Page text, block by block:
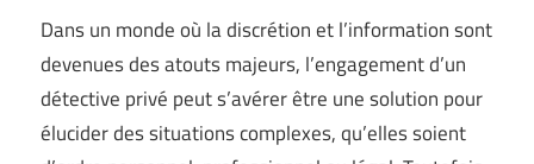
Dans un monde où la discrétion et l’information sont
devenues des atouts majeurs, l’engagement d’un
détective privé peut s’avérer être une solution pour
élucider des situations complexes, qu’elles soient